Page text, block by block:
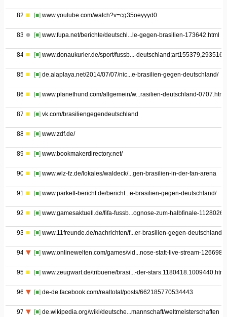
82 [■] www.youtube.com/watch?v=cg35oeyyyd0
83 [■] www.fupa.net/berichte/deutschl...le-gegen-brasilien-173642.html
84 [■] www.donaukurier.de/sport/fussb...-deutschland;art155379,2935162
85 [■] de.alaplaya.net/2014/07/07/nic...e-brasilien-gegen-deutschland/
86 [■] www.planethund.com/allgemein/w...rasilien-deutschland-0707.html
87 [■] vk.com/brasiliengegendeutschland
88 [■] www.zdf.de/
89 [■] www.bookmakerdirectory.net/
90 [■] www.wlz-fz.de/lokales/waldeck/...gen-brasilien-in-der-fan-arena
91 [■] www.parkett-bericht.de/bericht...e-brasilien-gegen-deutschland/
92 [■] www.gamesaktuell.de/fifa-fussb...ognose-zum-halbfinale-1128026/
93 [■] www.11freunde.de/nachrichten/f...er-brasilien-gegen-deutschland
94 [■] www.onlinewelten.com/games/vid...nose-statt-live-stream-126698/
95 [■] www.zeugwart.de/tribuene/brasi...-der-stars.1180418.1009440.htm
96 [■] de-de.facebook.com/realtotal/posts/662185770534443
97 [■] de.wikipedia.org/wiki/deutsche...mannschaft/weltmeisterschaften